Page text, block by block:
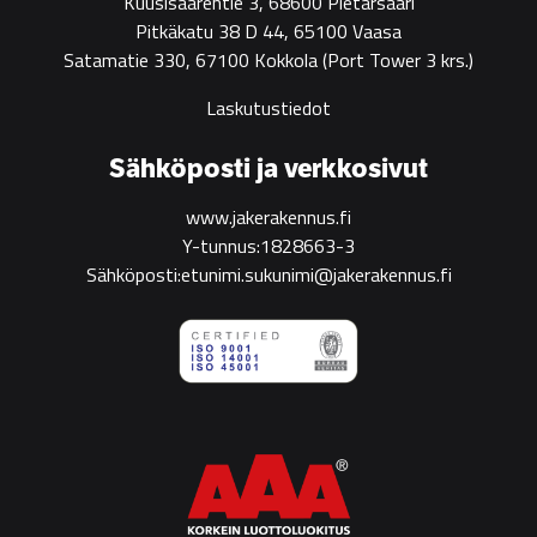
Pitkäkatu 38 D 44, 65100 Vaasa
Satamatie 330, 67100 Kokkola(Port Tower 3 krs.)
Laskutustiedot
Sähköposti ja verkkosivut
www.jakerakennus.fi
Y-tunnus:1828663-3
Sähköposti:etunimi.sukunimi@jakerakennus.fi